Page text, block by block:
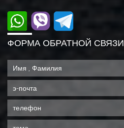
ФОРМА ОБРАТНОЙ СВЯЗИ